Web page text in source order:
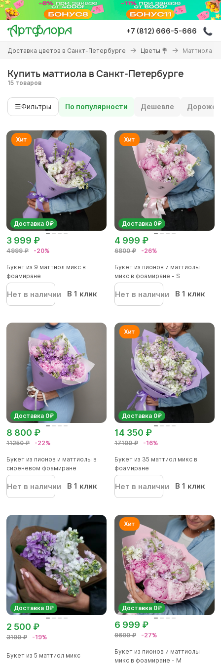
Перейти
основному
содержанию
+7 (812) 666-5-666
Вы
здесь
Доставка цветов в Санкт-Петербурге Цветы 💐 Маттиола
Купить маттиола в Санкт-Петербурге
15 товаров
☰Фильтры По популярности Дешевле Дороже
Доставка 0₽
4999 ₽ -20%
3 999 ₽
Букет из 9 маттиол микс в
фоамиране
Нет в наличии В 1 клик
Доставка 0₽
6800 ₽ -26%
4 999 ₽
Букет из пионов и маттиолы
микс в фоамиране - S
Нет в наличии В 1 клик
Доставка 0₽
11250 ₽ -22%
8 800 ₽
Букет из пионов и маттиолы в
сиреневом фоамиране
Нет в наличии В 1 клик
Доставка 0₽
17100 ₽ -16%
14 350 ₽
Букет из 35 маттиол микс в
фоамиране
Нет в наличии В 1 клик
Доставка 0₽
3100 ₽ -19%
2 500 ₽
Букет из 5 маттиол микс
Доставка 0₽
9600 ₽ -27%
6 999 ₽
Букет из пионов и маттиолы
микс в фоамиране - M